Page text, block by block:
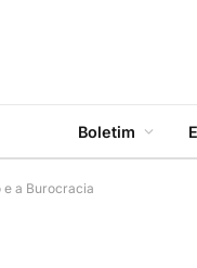
Boletim
e a Burocracia